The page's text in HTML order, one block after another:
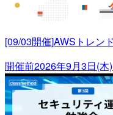
[09/03開催]AWSトレン
開催前2026年9月3日(木